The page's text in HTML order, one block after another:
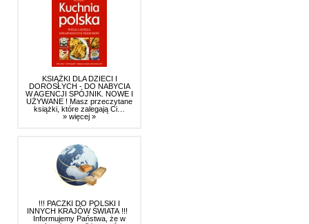
KSIĄŻKI DLA DZIECI I
DOROSŁYCH - DO NABYCIA
W AGENCJI SPÓJNIK. NOWE I
UŻYWANE ! Masz przeczytane
książki, które zalegają Ci…
» więcej »
!!! PACZKI DO POLSKI I
INNYCH KRAJÓW ŚWIATA !!!
Informujemy Państwa, że w